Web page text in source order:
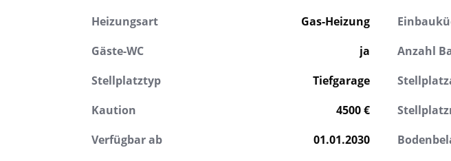
Heizungsart
Gas-Heizung
Gäste-WC
ja Anzahl
Stellplatztyp
Tiefgarage
Kaution
4500 €
Verfügbar ab
01.01.2030